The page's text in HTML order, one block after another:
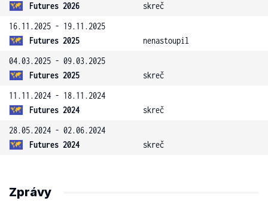
Futures 2026
skreč
16.11.2025 - 19.11.2025
Futures 2025
nenastoupil
04.03.2025 - 09.03.2025
Futures 2025
skreč
11.11.2024 - 18.11.2024
Futures 2024
skreč
28.05.2024 - 02.06.2024
Futures 2024
skreč
Zprávy